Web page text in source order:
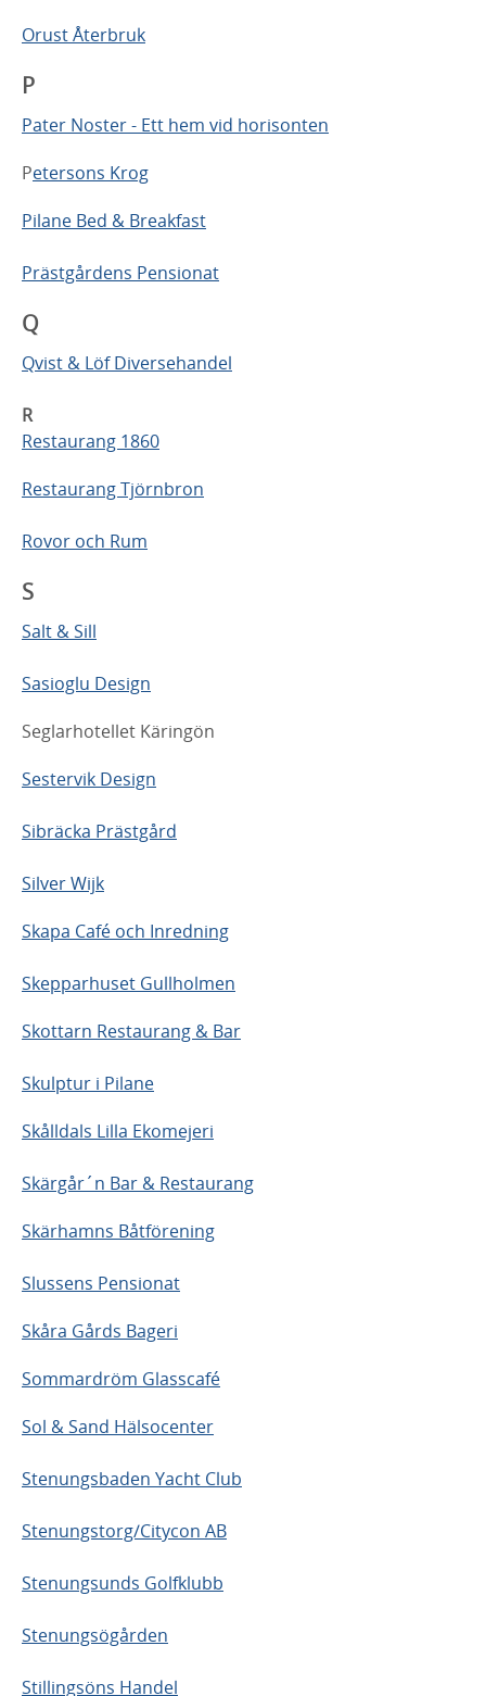
Orust Återbruk
P
Pater Noster - Ett hem vid horisonten
Petersons Krog
Pilane Bed & Breakfast
Prästgårdens Pensionat
Q
Qvist & Löf Diversehandel
R
Restaurang 1860
Restaurang Tjörnbron
Rovor och Rum
S
Salt & Sill
Sasioglu Design
Seglarhotellet Käringön
Sestervik Design
Sibräcka Prästgård
Silver Wijk
Skapa Café och Inredning
Skepparhuset Gullholmen
Skottarn Restaurang & Bar
Skulptur i Pilane
Skålldals Lilla Ekomejeri
Skärgår´n Bar & Restaurang
Skärhamns Båtförening
Slussens Pensionat
Skåra Gårds Bageri
Sommardröm Glasscafé
Sol & Sand Hälsocenter
Stenungsbaden Yacht Club
Stenungstorg/Citycon AB
Stenungsunds Golfklubb
Stenungsögården
Stillingsöns Handel